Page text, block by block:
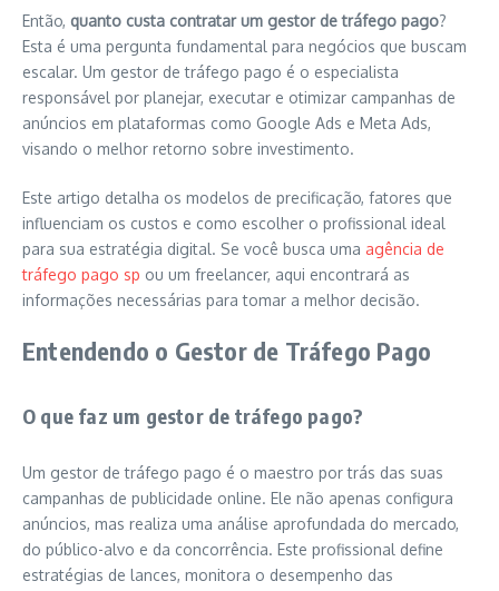
Então, quanto custa contratar um gestor de tráfego pago?
Esta é uma pergunta fundamental para negócios que buscam
escalar. Um gestor de tráfego pago é o especialista
responsável por planejar, executar e otimizar campanhas de
anúncios em plataformas como Google Ads e Meta Ads,
visando o melhor retorno sobre investimento.
Este artigo detalha os modelos de precificação, fatores que
influenciam os custos e como escolher o profissional ideal
para sua estratégia digital. Se você busca uma agência de
tráfego pago sp ou um freelancer, aqui encontrará as
informações necessárias para tomar a melhor decisão.
Entendendo o Gestor de Tráfego Pago
O que faz um gestor de tráfego pago?
Um gestor de tráfego pago é o maestro por trás das suas
campanhas de publicidade online. Ele não apenas configura
anúncios, mas realiza uma análise aprofundada do mercado,
do público-alvo e da concorrência. Este profissional define
estratégias de lances, monitora o desempenho das